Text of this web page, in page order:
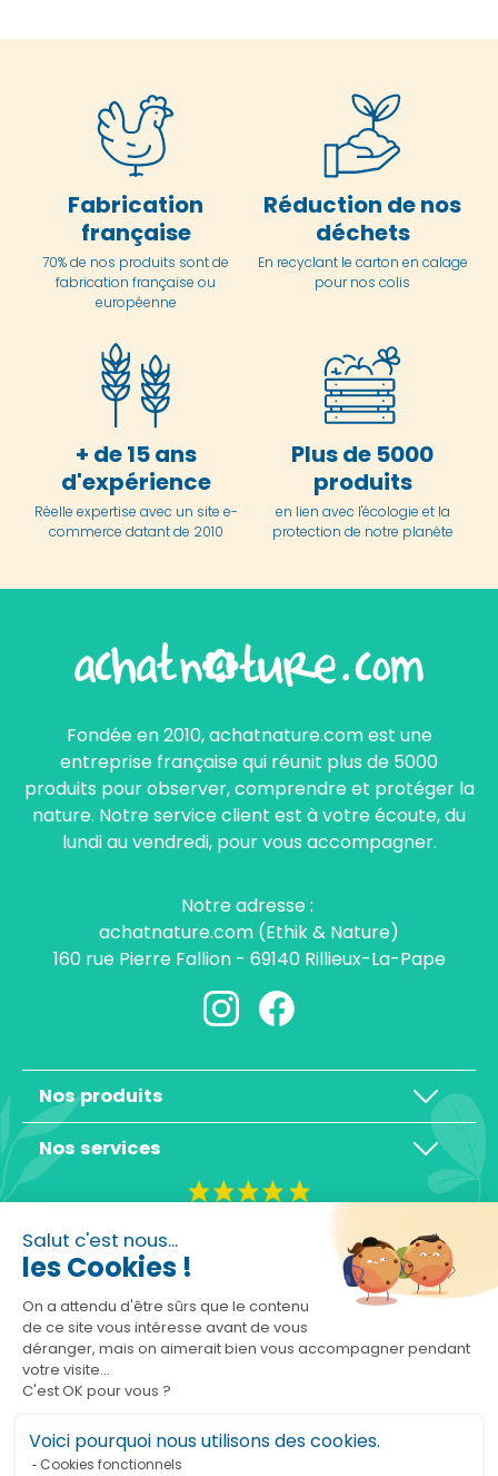
Salut c'est nous...
les Cookies !
On a attendu d'être sûrs que le contenu
de ce site vous intéresse avant de vous
déranger, mais on aimerait bien vous accompagner pendant
votre visite...
C'est OK pour vous ?
Voici pourquoi nous utilisons des cookies.
Cookies fonctionnels
Fabrication
française
70% de nos produits sont de
fabrication française ou
européenne
Réduction de nos
déchets
En recyclant le carton en calage
pour nos colis
+ de 15 ans
d'expérience
Réelle expertise avec un site e-
commerce datant de 2010
Plus de 5000
produits
en lien avec l'écologie et la
protection de notre planète
Fondée en 2010, achatnature.com est une
entreprise française qui réunit plus de 5000
produits pour observer, comprendre et protéger la
nature. Notre service client est à votre écoute, du
lundi au vendredi, pour vous accompagner.
Notre adresse :
achatnature.com (Ethik & Nature)
160 rue Pierre Fallion - 69140 Rillieux-La-Pape
Nos produits
Nos services